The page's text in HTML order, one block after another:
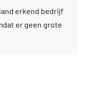
erkend bedrijf
er geen grote